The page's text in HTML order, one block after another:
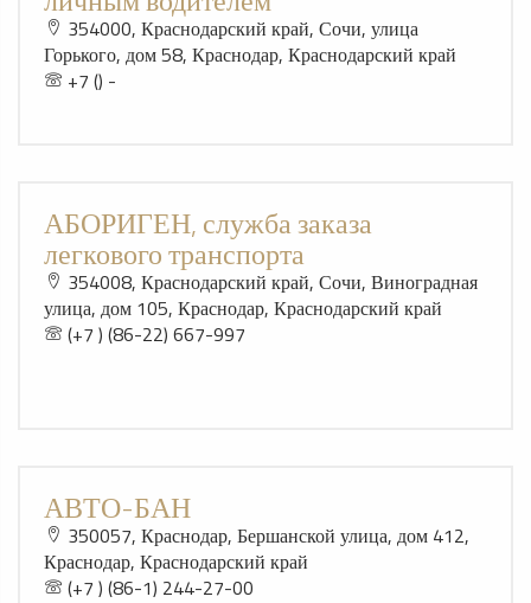
354000, Краснодарский край, Сочи, улица
Горького, дом 58, Краснодар, Краснодарский край
+7 () -
АБОРИГЕН, служба заказа
легкового транспорта
354008, Краснодарский край, Сочи, Виноградная
улица, дом 105, Краснодар, Краснодарский край
(+7 ) (86-22) 667-997
АВТО-БАН
350057, Краснодар, Бершанской улица, дом 412,
Краснодар, Краснодарский край
(+7 ) (86-1) 244-27-00